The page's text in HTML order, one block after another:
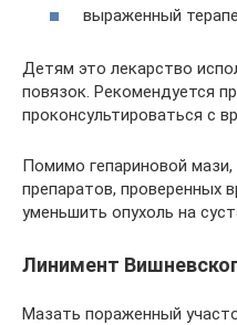
выраженный
Детям это лекарство
повязок. Рекомендуется
проконсультироваться с
Помимо гепариновой
препаратов, проверенных
уменьшить опухоль на
Линимент
Мазать пораженный